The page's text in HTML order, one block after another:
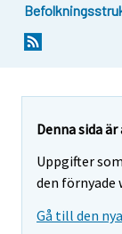
Denna sida
Uppgifter
den förnyade
Gå till den